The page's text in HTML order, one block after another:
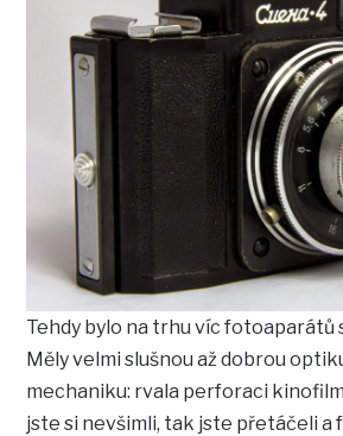
Tehdy bylo na trhu víc fotoaparátů
Měly velmi slušnou až dobrou
mechaniku: rvala perforaci
jste si nevšimli, tak jste přetáčeli a